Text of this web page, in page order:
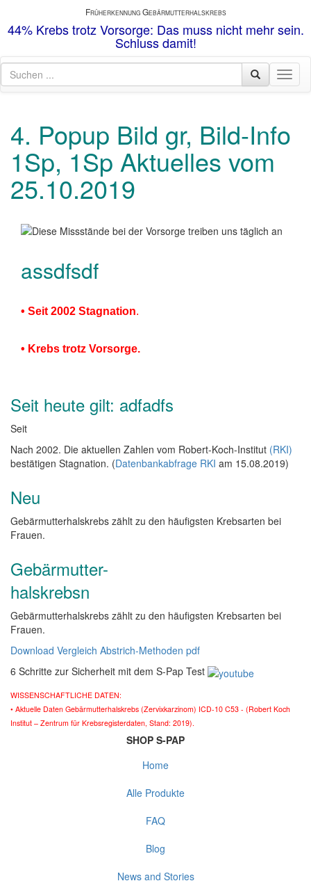
FRÜHERKENNUNG GEBÄRMUTTERHALSKREBS
44% Krebs trotz Vorsorge: Das muss nicht mehr sein.
Schluss damit!
4. Popup Bild gr, Bild-Info
1Sp, 1Sp Aktuelles vom
25.10.2019
assdfsdf
• Seit 2002 Stagnation.
• Krebs trotz Vorsorge.
Seit heute gilt: adfadfs
Seit
Nach 2002. Die aktuellen Zahlen vom Robert-Koch-Institut (RKI)
bestätigen Stagnation. (Datenbankabfrage RKI am 15.08.2019)
Neu
Gebärmutterhalskrebs zählt zu den häufigsten Krebsarten bei
Frauen.
Gebärmutter-
halskrebsn
Gebärmutterhalskrebs zählt zu den häufigsten Krebsarten bei
Frauen.
Download Vergleich Abstrich-Methoden pdf
6 Schritte zur Sicherheit mit dem S-Pap Test
WISSENSCHAFTLICHE DATEN:
• Aktuelle Daten Gebärmutterhalskrebs (Zervixkarzinom) ICD-10 C53 - (Robert Koch
Institut – Zentrum für Krebsregisterdaten, Stand: 2019).
SHOP S-PAP
Home
Alle Produkte
FAQ
Blog
News and Stories